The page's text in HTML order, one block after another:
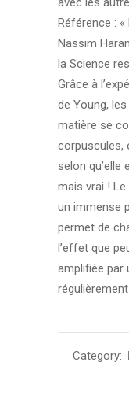
Référence :
Nassim
la Science
Grâce à
de Young,
matière se
corpuscules,
selon qu’elle
mais vrai ! Le
un immense
permet de
l’effet que
amplifiée par
Category: